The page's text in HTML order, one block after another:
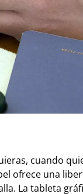
cuando
ofrece una
La tableta